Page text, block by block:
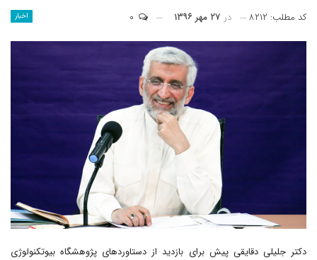
اخبار کد مطلب: ۸۲۱۲ در ۲۷ مهر ۱۳۹۶
دکتر جلیلی دقایقی پیش برای بازدید از دستاوردهای پژوهشگاه بیوتکنولوژی